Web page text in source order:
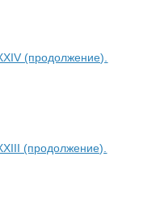
(продолжение).
(продолжение).